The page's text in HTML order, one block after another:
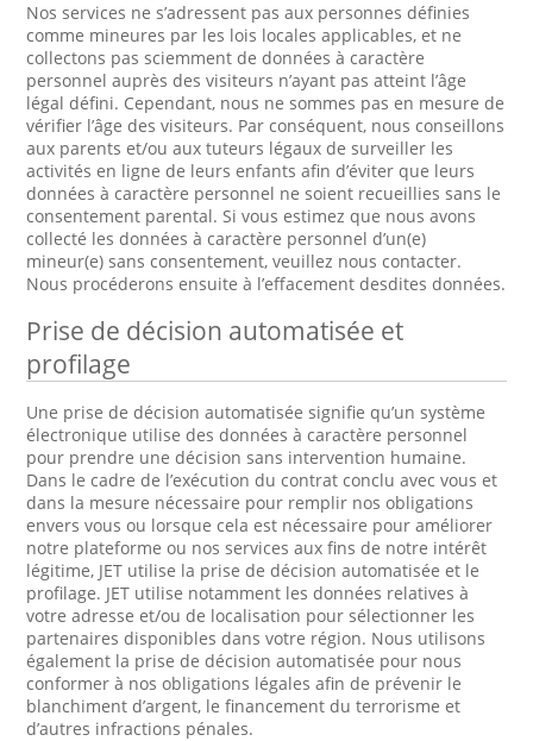
Nos services ne s’adressent pas aux personnes définies
comme mineures par les lois locales applicables, et ne
collectons pas sciemment de données à caractère
personnel auprès des visiteurs n’ayant pas atteint l’âge
légal défini. Cependant, nous ne sommes pas en mesure de
vérifier l’âge des visiteurs. Par conséquent, nous conseillons
aux parents et/ou aux tuteurs légaux de surveiller les
activités en ligne de leurs enfants afin d’éviter que leurs
données à caractère personnel ne soient recueillies sans le
consentement parental. Si vous estimez que nous avons
collecté les données à caractère personnel d’un(e)
mineur(e) sans consentement, veuillez nous contacter.
Nous procéderons ensuite à l’effacement desdites données.
Prise de décision automatisée et
profilage
Une prise de décision automatisée signifie qu’un système
électronique utilise des données à caractère personnel
pour prendre une décision sans intervention humaine.
Dans le cadre de l’exécution du contrat conclu avec vous et
dans la mesure nécessaire pour remplir nos obligations
envers vous ou lorsque cela est nécessaire pour améliorer
notre plateforme ou nos services aux fins de notre intérêt
légitime, JET utilise la prise de décision automatisée et le
profilage. JET utilise notamment les données relatives à
votre adresse et/ou de localisation pour sélectionner les
partenaires disponibles dans votre région. Nous utilisons
également la prise de décision automatisée pour nous
conformer à nos obligations légales afin de prévenir le
blanchiment d’argent, le financement du terrorisme et
d’autres infractions pénales.